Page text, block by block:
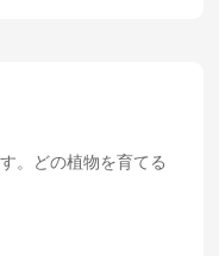
。どの植物を育てる